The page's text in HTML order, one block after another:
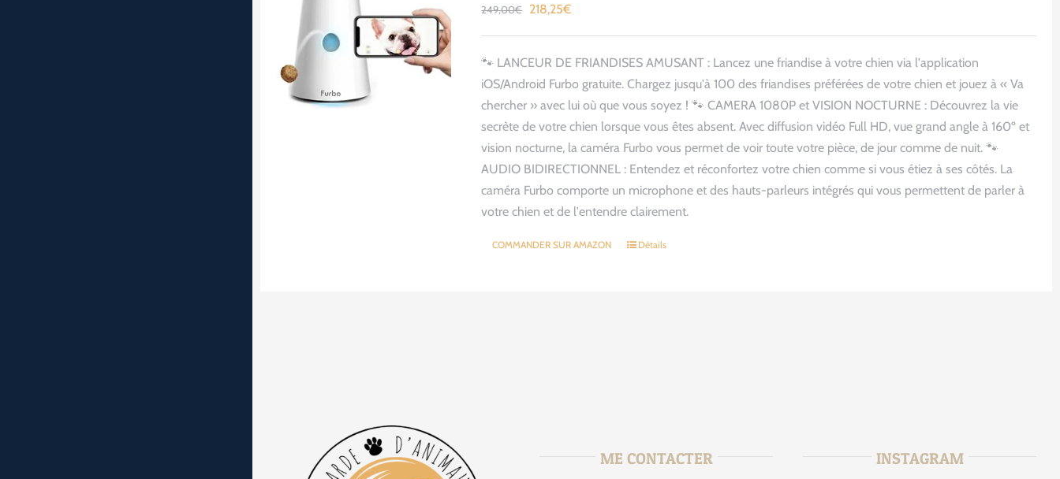
249,00€
Le
était :
249,00€.
218,25€Le
est :
218,25€.
🐾 LANCEUR DE FRIANDISES AMUSANT : Lancez une friandise à votre chien via l'application
iOS/Android Furbo gratuite. Chargez jusqu'à 100 des friandises préférées de votre chien et jouez à « Va
chercher » avec lui où que vous soyez ! 🐾 CAMERA 1080P et VISION NOCTURNE : Découvrez la vie
secrète de votre chien lorsque vous êtes absent. Avec diffusion vidéo Full HD, vue grand angle à 160º et
vision nocturne, la caméra Furbo vous permet de voir toute votre pièce, de jour comme de nuit. 🐾
AUDIO BIDIRECTIONNEL : Entendez et réconfortez votre chien comme si vous étiez à ses côtés. La
caméra Furbo comporte un microphone et des hauts-parleurs intégrés qui vous permettent de parler à
votre chien et de l'entendre clairement.
COMMANDER SUR AMAZON Détails
ME CONTACTER INSTAGRAM